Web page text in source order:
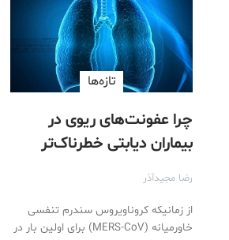
تازه‌ها
چرا عفونت‌های ریوی در
بیماران دیابتی خطرناک‌تر
هستند؟
رضا مجیدآذر
از زمانیکه کروناویروس سندرم تنفسی
خاورمیانه (MERS-CoV) برای اولین بار در